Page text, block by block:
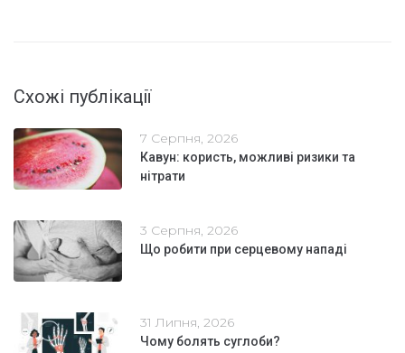
Схожі публікації
7 Серпня, 2026
Кавун: користь, можливі ризики та
нітрати
3 Серпня, 2026
Що робити при серцевому нападі
31 Липня, 2026
Чому болять суглоби?